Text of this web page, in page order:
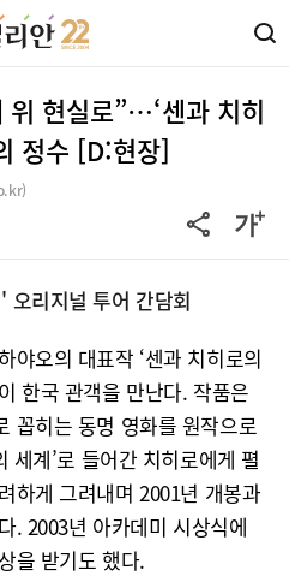
위 현실로”…‘센과 치히
정수 [D:현장]
오리지널 투어 간담회
야오의 대표작 ‘센과 치히로의
한국 관객을 만난다. 작품은
꼽히는 동명 영화를 원작으로
세계’로 들어간 치히로에게 펼
하게 그려내며 2001년 개봉과
. 2003년 아카데미 시상식에
을 받기도 했다.